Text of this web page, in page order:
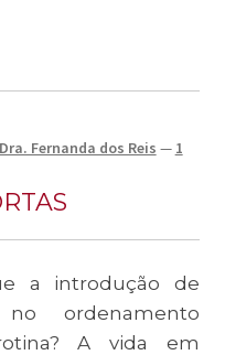
Dra. Fernanda dos Reis — 1
a introdução de
ordenamento
A vida em